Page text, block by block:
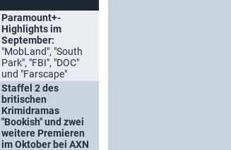
Paramount+-
Highlights im
September:
"MobLand", "South
Park", "FBI", "DOC"
und "Farscape"
Staffel 2 des
britischen
Krimidramas
"Bookish" und zwei
weitere Premieren
im Oktober bei AXN